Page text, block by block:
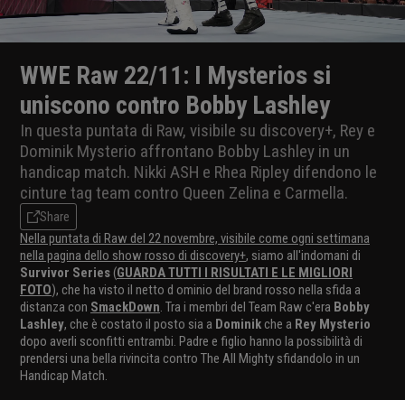
WWE Raw 22/11: I Mysterios si
uniscono contro Bobby Lashley
In questa puntata di Raw, visibile su discovery+, Rey e
Dominik Mysterio affrontano Bobby Lashley in un
handicap match. Nikki ASH e Rhea Ripley difendono le
cinture tag team contro Queen Zelina e Carmella.
Share
Nella puntata di Raw del 22 novembre, visibile come ogni settimana
nella pagina dello show rosso di discovery+, siamo all'indomani di
Survivor Series(GUARDA TUTTI I RISULTATI E LE MIGLIORI
FOTO), che ha visto il netto d ominio del brand rosso nella sfida a
distanza con SmackDown. Tra i membri del Team Raw c'era Bobby
Lashley, che è costato il posto sia a Dominikche a Rey Mysterio
dopo averli sconfitti entrambi. Padre e figlio hanno la possibilità di
prendersi una bella rivincita contro The All Mighty sfidandolo in un
Handicap Match.